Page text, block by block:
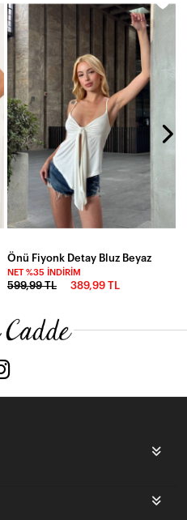
Önü Fiyonk Detay Bluz Beyaz
NET %35 İNDIRIM
599,99 TL 389,99 TL